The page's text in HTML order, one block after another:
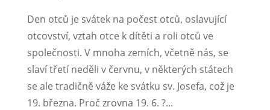
Den otců je svátek na počest otců, oslavující
otcovství, vztah otce k dítěti a roli otců ve
společnosti. V mnoha zemích, včetně nás, se
slaví třetí neděli v červnu, v některých státech
se ale tradičně váže ke svátku sv. Josefa, což je
19. března. Proč zrovna 19. 6. ?...